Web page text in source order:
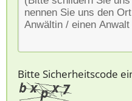
Bitte Sicherheitscode